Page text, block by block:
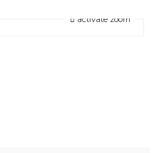
activate zoom